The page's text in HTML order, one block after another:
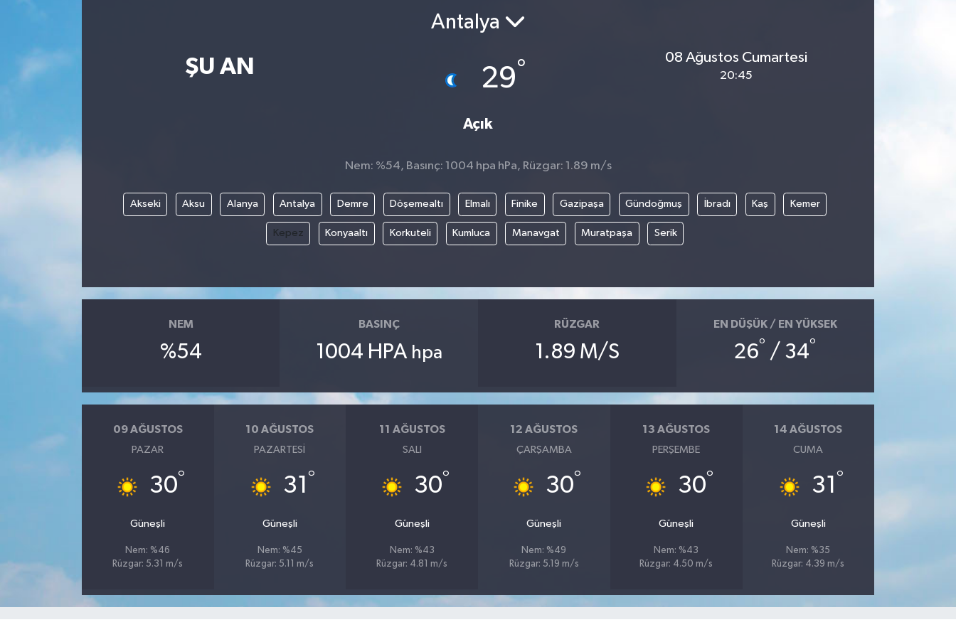
ŞU AN
Antalya
29°
Açık
08 Ağustos Cumartesi
20:45
Nem: %54, Basınç: 1004 hpa hPa, Rüzgar: 1.89 m/s
Akseki Aksu Alanya Antalya Demre Döşemealtı Elmalı Finike Gazipaşa Gündoğmuş İbradı Kaş Kemer
Kepez Konyaaltı Korkuteli Kumluca Manavgat Muratpaşa Serik
NEM
%54
BASINÇ
1004 HPA hpa
RÜZGAR
1.89 M/S
EN DÜŞÜK / EN YÜKSEK
26° / 34°
09 AĞUSTOS
PAZAR
30°
Güneşli
Nem: %46
Rüzgar: 5.31 m/s
10 AĞUSTOS
PAZARTESI
31 °
Güneşli
Nem: %45
Rüzgar: 5.11 m/s
11 AĞUSTOS
SALI
30°
Güneşli
Nem: %43
Rüzgar: 4.81 m/s
12 AĞUSTOS
ÇARŞAMBA
30°
Güneşli
Nem: %49
Rüzgar: 5.19 m/s
13 AĞUSTOS
PERŞEMBE
30°
Güneşli
Nem: %43
Rüzgar: 4.50 m/s
14 AĞUSTOS
CUMA
31 °
Güneşli
Nem: %35
Rüzgar: 4.39 m/s